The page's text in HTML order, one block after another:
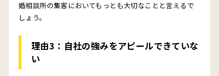
婚相談所の集客においてもっとも大切なことと言えるで
しょう。
理由3： 自社の強みをアピールできていな
い